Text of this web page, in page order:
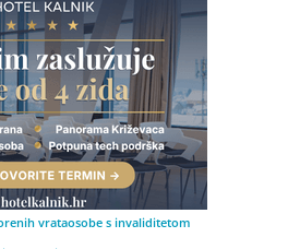
vrataosobe s invaliditetom